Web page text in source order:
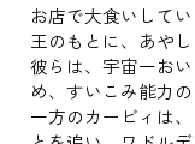
お店で大食いして
王のもとに、あや
彼らは、宇宙一お
め、すいこみ能力
一方のカービィは